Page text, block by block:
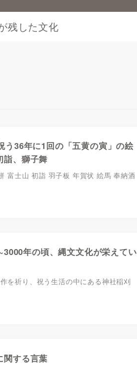
残した文化
36年に1回の「五黄の寅」の絵
詣、獅子舞
富士山 初詣 羽子板 年賀状 絵馬 奉納酒
年の頃、縄文文化が栄えてい
を祈り、祝う生活の中にある神社稲刈
関する言葉